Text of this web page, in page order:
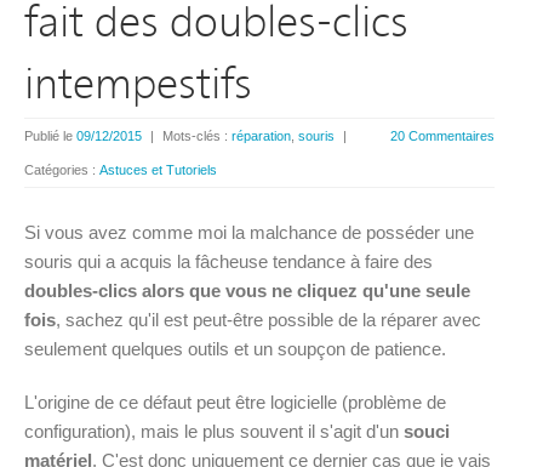
fait des doubles-clics
intempestifs
20 Commentaires
Publié le 09/12/2015 | Mots-clés : réparation souris |
Catégories : Astuces et Tutoriels
Si vous avez comme moi la malchance de posséder une
souris qui a acquis la fâcheuse tendance à faire des
doubles-clics alors que vous ne cliquez qu'une seule
fois, sachez qu'il est peut-être possible de la réparer avec
seulement quelques outils et un soupçon de patience.
L'origine de ce défaut peut être logicielle (problème de
configuration), mais le plus souvent il s'agit d'un souci
matériel. C'est donc uniquement ce dernier cas que je vais